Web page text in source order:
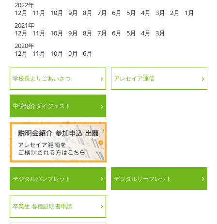
2022年
12月
11月 10月 9月 8月 7月 6月 5月 4月 3月 2月
1月
2021年
12月
11月 10月 9月 8月 7月 6月 5月 4月
3月
2020年
12月
11月 10月 9月 6月
学校長よりごあいさつ アレセイア通信
中学紹介ダイジェスト
デジタルパンフレット デジタルリーフレット
卒業生 各種証明書申請